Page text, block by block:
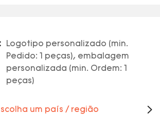
Logotipo personalizado (min.
Pedido: 1 peças), embalagem
personalizada (min. Ordem: 1
peças)
um país / região